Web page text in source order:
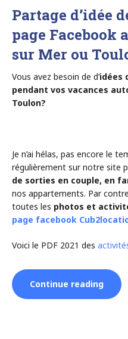
Partage d’idée
page Facebook
sur Mer ou
Vous avez besoin de d’idées
pendant vos vacances
Toulon?
Je n’ai hélas, pas encore le
régulièrement sur notre site
de sorties en couple, en
nos appartements. Par
toutes les photos et
page facebook
Voici le PDF 2021 des
Continue reading